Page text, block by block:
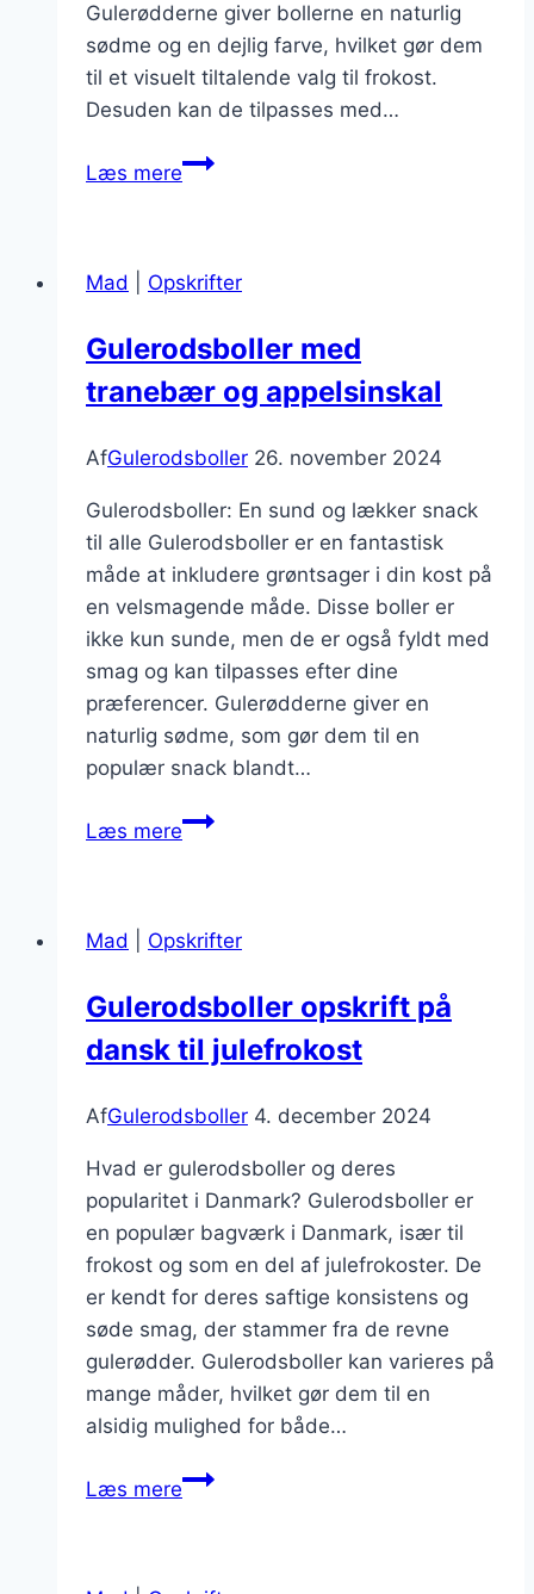
Gulerødderne giver bollerne en naturlig
sødme og en dejlig farve, hvilket gør dem
til et visuelt tiltalende valg til frokost.
Desuden kan de tilpasses med…
Læs mereGulerodsboller
er
og
fyldige
Mad Opskrifter
Gulerodsboller med
tranebær og appelsinskal
AfGulerodsboller 26. november 2024
Gulerodsboller: En sund og lækker snack
til alle Gulerodsboller er en fantastisk
måde at inkludere grøntsager i din kost på
en velsmagende måde. Disse boller er
ikke kun sunde, men de er også fyldt med
smag og kan tilpasses efter dine
præferencer. Gulerødderne giver en
naturlig sødme, som gør dem til en
populær snack blandt…
Læs mereGulerodsboller
appelsinskal
Mad Opskrifter
Gulerodsboller opskrift på
dansk til julefrokost
AfGulerodsboller 4. december 2024
Hvad er gulerodsboller og deres
popularitet i Danmark? Gulerodsboller er
en populær bagværk i Danmark, især til
frokost og som en del af julefrokoster. De
er kendt for deres saftige konsistens og
søde smag, der stammer fra de revne
gulerødder. Gulerodsboller kan varieres på
mange måder, hvilket gør dem til en
alsidig mulighed for både…
Læs mereGulerodsboller